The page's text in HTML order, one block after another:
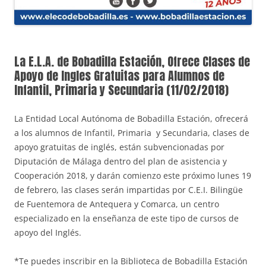
La E.L.A. de Bobadilla Estación, Ofrece Clases de
Apoyo de Ingles Gratuitas para Alumnos de
Infantil, Primaria y Secundaria (11/02/2018)
La Entidad Local Autónoma de Bobadilla Estación, ofrecerá
a los alumnos de Infantil, Primaria y Secundaria, clases de
apoyo gratuitas de inglés, están subvencionadas por
Diputación de Málaga dentro del plan de asistencia y
Cooperación 2018, y darán comienzo este próximo lunes 19
de febrero, las clases serán impartidas por C.E.I. Bilingüe
de Fuentemora de Antequera y Comarca, un centro
especializado en la enseñanza de este tipo de cursos de
apoyo del Inglés.
*Te puedes inscribir en la Biblioteca de Bobadilla Estación